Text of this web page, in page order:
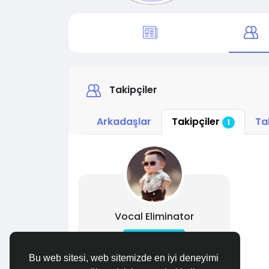
Bu web sitesi, web sitemizde en iyi deneyimi
Takipçiler
Arkadaşlar Takipçiler 1
Vocal Eliminator